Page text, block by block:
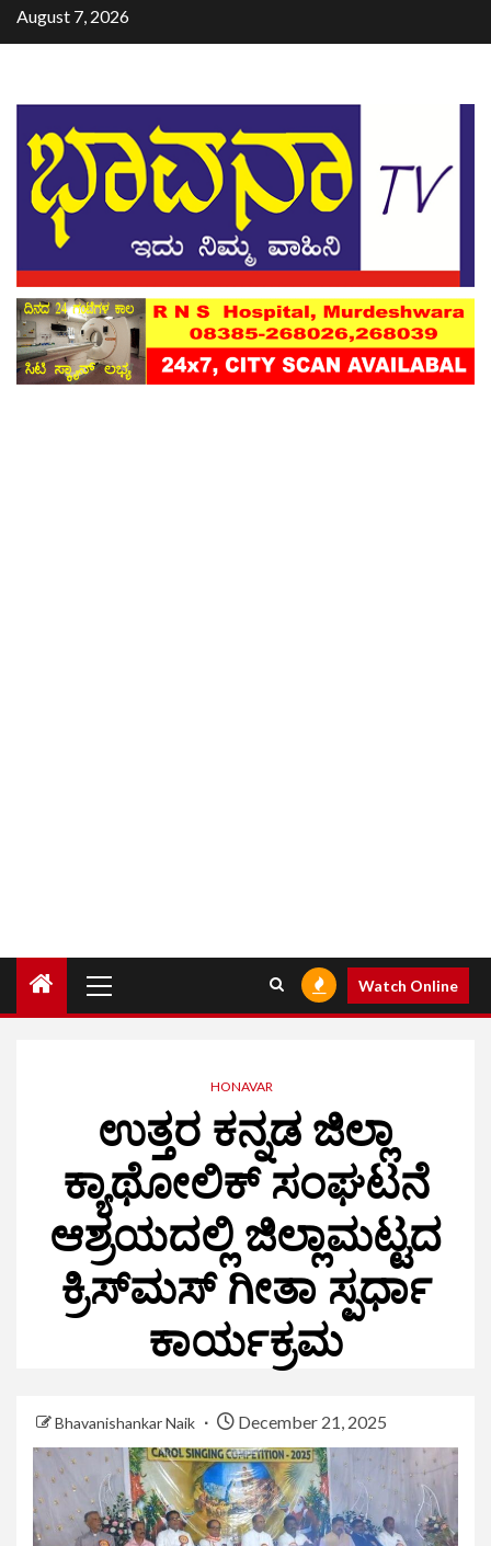
August 7, 2026
Watch Online
HONAVAR
ಉತ್ತರ ಕನ್ನಡ ಜಿಲ್ಲಾ
ಕ್ಯಾಥೋಲಿಕ್ ಸಂಘಟನೆ
ಆಶ್ರಯದಲ್ಲಿ ಜಿಲ್ಲಾಮಟ್ಟದ
ಕ್ರಿಸ್‌ಮಸ್‌ ಗೀತಾ ಸ್ಪರ್ಧಾ
ಕಾರ್ಯಕ್ರಮ
Bhavanishankar Naik December 21, 2025